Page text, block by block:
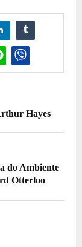
Hayes
do Ambiente
Otterloo